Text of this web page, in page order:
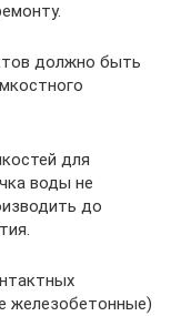
должно быть
для
воды не
до
железобетонные)